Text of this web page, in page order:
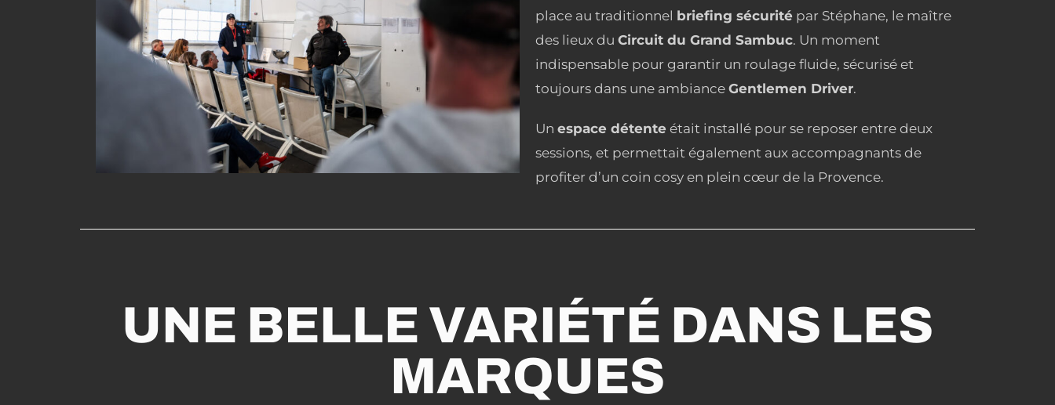
place au traditionnel briefing sécurité par Stéphane, le maître
des lieux du Circuit du Grand Sambuc. Un moment
indispensable pour garantir un roulage fluide, sécurisé et
toujours dans une ambiance Gentlemen Driver.
Un espace détente était installé pour se reposer entre deux
sessions, et permettait également aux accompagnants de
profiter d’un coin cosy en plein cœur de la Provence.
UNE BELLE VARIÉTÉ DANS LES
MARQUES